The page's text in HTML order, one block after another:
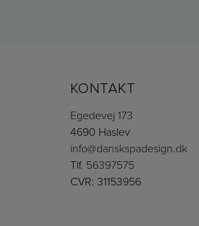
KONTAKT
Egedevej 173
4690 Haslev
info@danskspadesign.dk
Tlf. 56397575
CVR: 31153956